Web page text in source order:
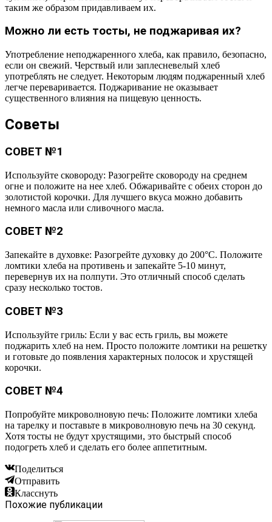
таким же образом придавливаем их.
Можно ли есть тосты, не поджаривая их?
Употребление неподжаренного хлеба, как правило, безопасно,
если он свежий. Черствый или заплесневелый хлеб
употреблять не следует. Некоторым людям поджаренный хлеб
легче переваривается. Поджаривание не оказывает
существенного влияния на пищевую ценность.
Советы
СОВЕТ №1
Используйте сковороду: Разогрейте сковороду на среднем
огне и положите на нее хлеб. Обжаривайте с обеих сторон до
золотистой корочки. Для лучшего вкуса можно добавить
немного масла или сливочного масла.
СОВЕТ №2
Запекайте в духовке: Разогрейте духовку до 200°C. Положите
ломтики хлеба на противень и запекайте 5-10 минут,
перевернув их на полпути. Это отличный способ сделать
сразу несколько тостов.
СОВЕТ №3
Используйте гриль: Если у вас есть гриль, вы можете
поджарить хлеб на нем. Просто положите ломтики на решетку
и готовьте до появления характерных полосок и хрустящей
корочки.
СОВЕТ №4
Попробуйте микроволновую печь: Положите ломтики хлеба
на тарелку и поставьте в микроволновую печь на 30 секунд.
Хотя тосты не будут хрустящими, это быстрый способ
подогреть хлеб и сделать его более аппетитным.
Поделиться
Отправить
Класснуть
Похожие публикации